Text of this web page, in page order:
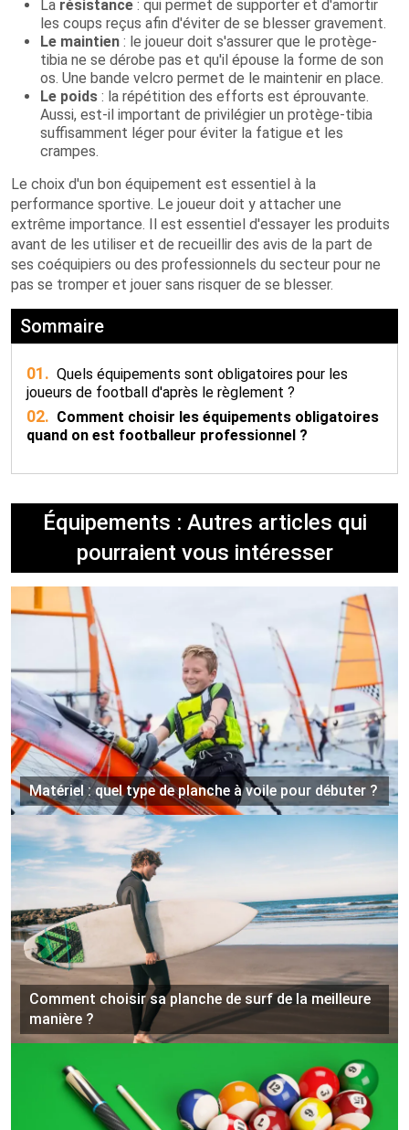
La résistance : qui permet de supporter et d'amortir
les coups reçus afin d'éviter de se blesser gravement.
Le maintien : le joueur doit s'assurer que le protège-
tibia ne se dérobe pas et qu'il épouse la forme de son
os. Une bande velcro permet de le maintenir en place.
Le poids : la répétition des efforts est éprouvante.
Aussi, est-il important de privilégier un protège-tibia
suffisamment léger pour éviter la fatigue et les
crampes.
Le choix d'un bon équipement est essentiel à la
performance sportive. Le joueur doit y attacher une
extrême importance. Il est essentiel d'essayer les produits
avant de les utiliser et de recueillir des avis de la part de
ses coéquipiers ou des professionnels du secteur pour ne
pas se tromper et jouer sans risquer de se blesser.
Sommaire
01. Quels équipements sont obligatoires pour les
joueurs de football d'après le règlement ?
02. Comment choisir les équipements obligatoires
quand on est footballeur professionnel ?
Équipements : Autres articles qui
pourraient vous intéresser
Matériel : quel type de planche à voile pour débuter ?
Comment choisir sa planche de surf de la meilleure
manière ?